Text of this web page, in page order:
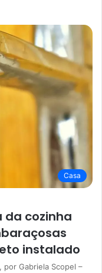
Casa
da cozinha
instalado
Gabriela Scopel –